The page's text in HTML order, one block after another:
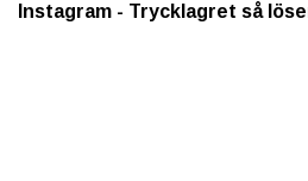
Instagram - Trycklagret så